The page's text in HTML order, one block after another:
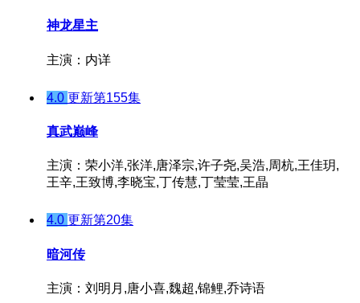
神龙星主
主演：内详
4.0 更新第155集
真武巅峰
主演：荣小洋,张洋,唐泽宗,许子尧,吴浩,周杭,王佳玥,
王辛,王致博,李晓宝,丁传慧,丁莹莹,王晶
4.0 更新第20集
暗河传
主演：刘明月,唐小喜,魏超,锦鲤,乔诗语